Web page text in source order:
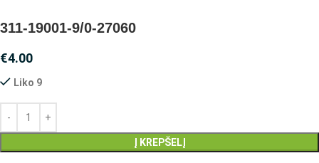
311-19001-9/0-27060
€4.00
Liko 9
Į KREPŠELĮ